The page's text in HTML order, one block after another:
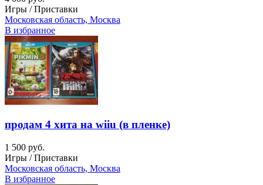
Игры / Приставки
Московская область, Москва
В избранное
продам 4 хита на wiiu (в пленке)
1 500 руб.
Игры / Приставки
Московская область, Москва
В избранное